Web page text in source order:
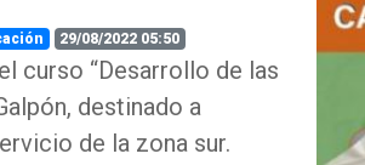
29/08/2022 05:50
curso “Desarrollo de las
destinado a
de la zona sur.